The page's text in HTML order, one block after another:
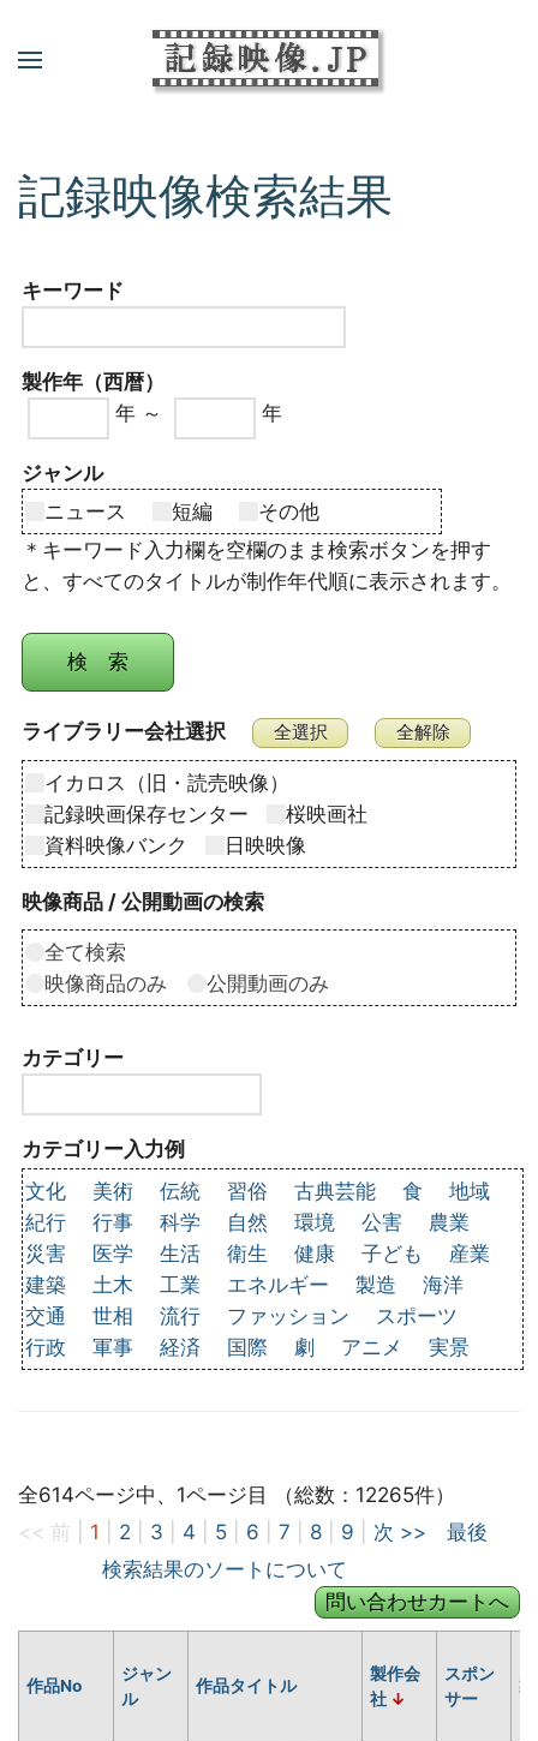
記録映像検索結果
キーワード
製作年（西暦）
年 ～
年
ジャンル
ニュース
短編
その他
＊キーワード入力欄を空欄のまま検索ボタンを押す
と、すべてのタイトルが制作年代順に表示されます。
ライブラリー会社選択
イカロス（旧・読売映像）
記録映画保存センター
桜映画社
資料映像バンク
日映映像
映像商品 / 公開動画の検索
全て検索
映像商品のみ
公開動画のみ
カテゴリー
カテゴリー入力例
文化
美術 伝統 習俗 古典芸能 食
地域
紀行
行事 科学 自然 環境 公害
農業
災害
医学 生活 衛生 健康 子ども
産業
建築
土木 工業 エネルギー 製造
海洋
交通
世相 流行 ファッション
スポーツ
行政
軍事 経済 国際 劇 アニメ 実景
全614ページ中、1ページ目 （総数：12265件）
<< 前
1 2 3 4 5 6 7 8 9 次 >>
最後
検索結果のソートについて
作品No
ジャン
ル
作品タイトル
製作会
社
スポン
サー